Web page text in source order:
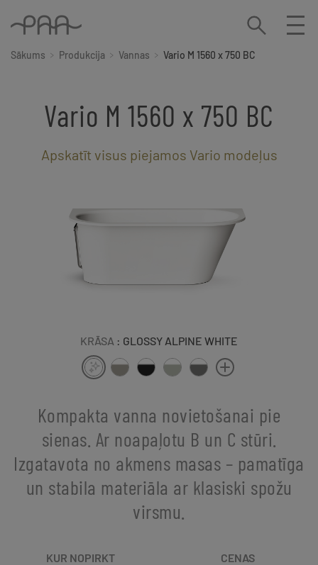
Sākums Produkcija Vannas Vario M 1560 x 750 BC
Vario M 1560 x 750 BC
Apskatīt visus piejamos Vario modeļus
KRĀSA : GLOSSY ALPINE WHITE
Kompakta vanna novietošanai pie
sienas. Ar noapaļotu B un C stūri.
Izgatavota no akmens masas – pamatīga
un stabila materiāla ar klasiski spožu
virsmu.
KUR NOPIRKT CENAS